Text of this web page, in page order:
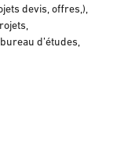
devis, offres,),
d’études,